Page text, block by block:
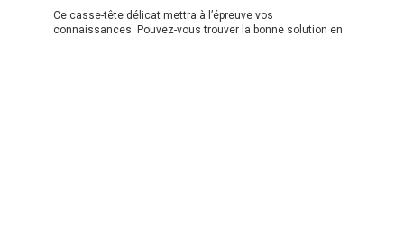
Ce casse-tête délicat mettra à l’épreuve vos
connaissances. Pouvez-vous trouver la bonne solution en